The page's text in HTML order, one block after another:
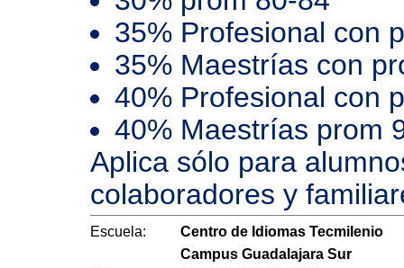
35% Profesional con
35% Maestrías con
40% Profesional con
40% Maestrías prom
Aplica sólo para
colaboradores y
Escuela:
Centro de Idiomas Tecmilenio
Campus Guadalajara Sur